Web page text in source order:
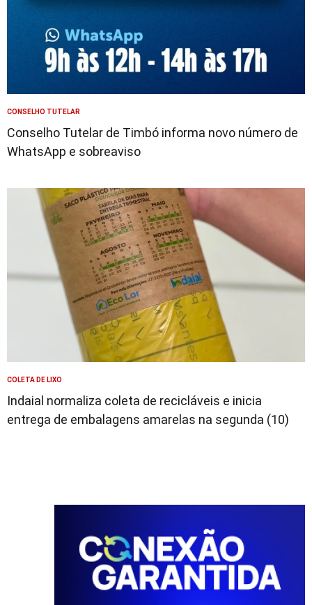
CONSELHO TUTELAR
Conselho Tutelar de Timbó informa novo número de
WhatsApp e sobreaviso
COLETA DE LIXO
Indaial normaliza coleta de recicláveis e inicia
entrega de embalagens amarelas na segunda (10)